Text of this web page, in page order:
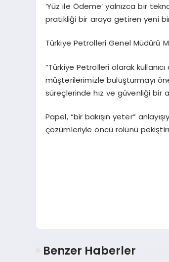
‘Yüz ile Ödeme’ yalnızca bir
pratikliği bir araya getiren yeni
Türkiye Petrolleri Genel Müdürü
“Türkiye Petrolleri olarak
müşterilerimizle buluşturmayı
süreçlerinde hız ve güvenliği bir
Papel, “bir bakışın yeter”
çözümleriyle öncü rolünü
Benzer Haberler